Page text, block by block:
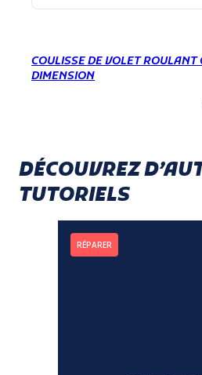
COULISSE DE VOLET ROULANT
DIMENSION
DÉCOUVREZ
TUTORIELS
RÉPARER